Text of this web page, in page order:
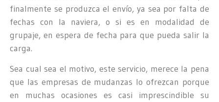
finalmente se produzca el envío, ya sea por falta de
fechas con la naviera, o si es en modalidad de
grupaje, en espera de fecha para que pueda salir la
carga.
Sea cual sea el motivo, este servicio, merece la pena
que las empresas de mudanzas lo ofrezcan porque
en muchas ocasiones es casi imprescindible su